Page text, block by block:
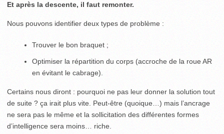
Et après la descente, il faut remonter.
Nous pouvons identifier deux types de problème :
Trouver le bon braquet ;
Optimiser la répartition du corps (accroche de la roue AR
en évitant le cabrage).
Certains nous diront : pourquoi ne pas leur donner la solution tout
de suite ? ça irait plus vite. Peut-être (quoique…) mais l’ancrage
ne sera pas le même et la sollicitation des différentes formes
d’intelligence sera moins… riche.